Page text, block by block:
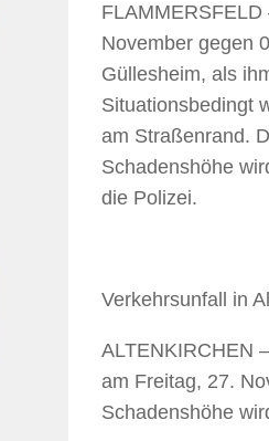
November gegen
Güllesheim, als
Situationsbedingt
am Straßenrand.
Schadenshöhe
die Polizei.
Verkehrsunfall in
ALTENKIRCHEN
am Freitag, 27.
Schadenshöhe